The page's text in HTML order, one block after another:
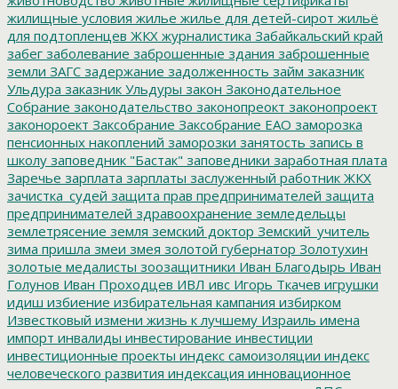
жилищные условия жилье жилье для детей-сирот жильё
для подтопленцев ЖКХ журналистика Забайкальский край
забег заболевание заброшенные здания заброшенные
земли ЗАГС задержание задолженность займ заказник
Ульдура заказник Ульдуры закон Законодательное
Собрание законодательство законопреокт законопроект
законороект Заксобрание Заксобрание ЕАО заморозка
пенсионных накоплений заморозки занятость запись в
школу заповедник "Бастак" заповедники заработная плата
Заречье зарплата зарплаты заслуженный работник ЖКХ
зачистка_судей защита прав предпринимателей защита
предпринимателей здравоохранение земледельцы
землетрясение земля земский доктор Земский_учитель
зима пришла змеи змея золотой губернатор Золотухин
золотые медалисты зоозащитники Иван Благодырь Иван
Голунов Иван Проходцев ИВЛ ивс Игорь Ткачев игрушки
идиш избиение избирательная кампания избирком
Известковый измени жизнь к лучшему Израиль имена
импорт инвалиды инвестирование инвестиции
инвестиционные проекты индекс самоизоляции индекс
человеческого развития индексация инновационное